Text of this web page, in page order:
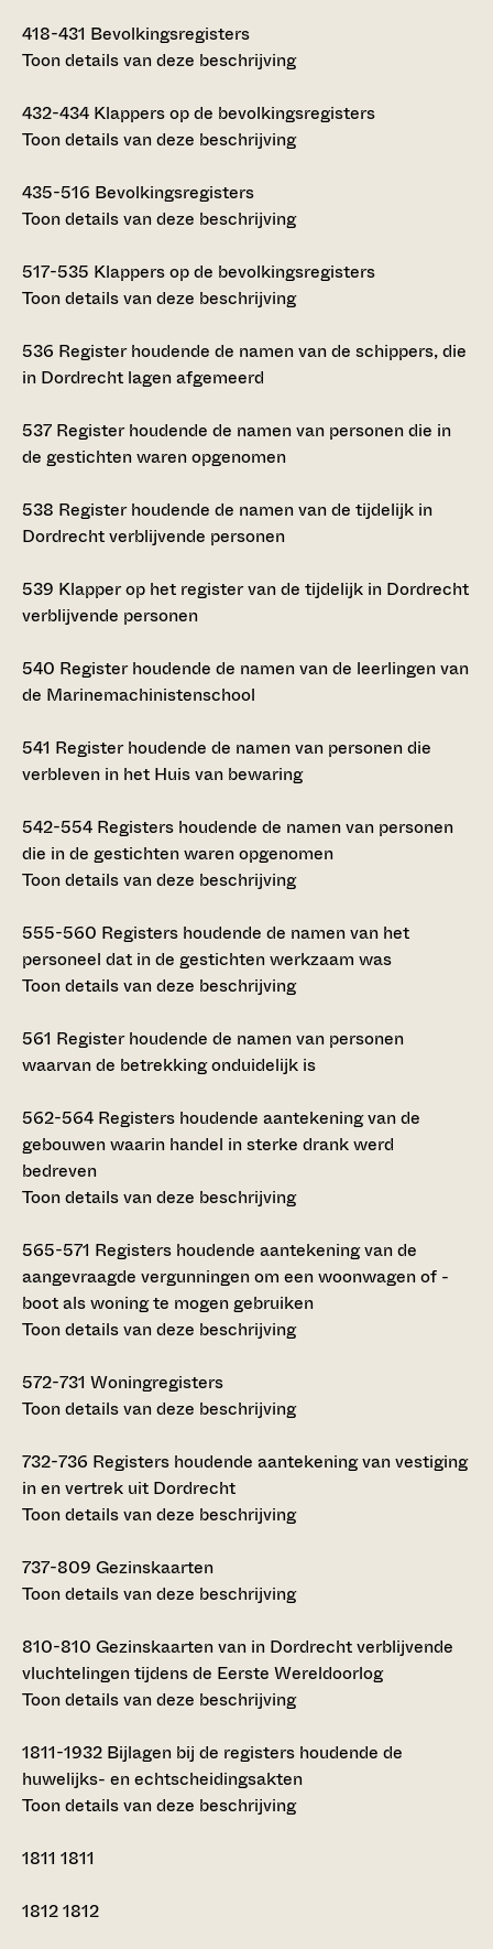
418-431 Bevolkingsregisters
Toon details van deze beschrijving
432-434 Klappers op de bevolkingsregisters
Toon details van deze beschrijving
435-516 Bevolkingsregisters
Toon details van deze beschrijving
517-535 Klappers op de bevolkingsregisters
Toon details van deze beschrijving
536 Register houdende de namen van de schippers, die
in Dordrecht lagen afgemeerd
537 Register houdende de namen van personen die in
de gestichten waren opgenomen
538 Register houdende de namen van de tijdelijk in
Dordrecht verblijvende personen
539 Klapper op het register van de tijdelijk in Dordrecht
verblijvende personen
540 Register houdende de namen van de leerlingen van
de Marinemachinistenschool
541 Register houdende de namen van personen die
verbleven in het Huis van bewaring
542-554 Registers houdende de namen van personen
die in de gestichten waren opgenomen
Toon details van deze beschrijving
555-560 Registers houdende de namen van het
personeel dat in de gestichten werkzaam was
Toon details van deze beschrijving
561 Register houdende de namen van personen
waarvan de betrekking onduidelijk is
562-564 Registers houdende aantekening van de
gebouwen waarin handel in sterke drank werd
bedreven
Toon details van deze beschrijving
565-571 Registers houdende aantekening van de
aangevraagde vergunningen om een woonwagen of -
boot als woning te mogen gebruiken
Toon details van deze beschrijving
572-731 Woningregisters
Toon details van deze beschrijving
732-736 Registers houdende aantekening van vestiging
in en vertrek uit Dordrecht
Toon details van deze beschrijving
737-809 Gezinskaarten
Toon details van deze beschrijving
810-810 Gezinskaarten van in Dordrecht verblijvende
vluchtelingen tijdens de Eerste Wereldoorlog
Toon details van deze beschrijving
1811-1932 Bijlagen bij de registers houdende de
huwelijks- en echtscheidingsakten
Toon details van deze beschrijving
1811 1811
18121812